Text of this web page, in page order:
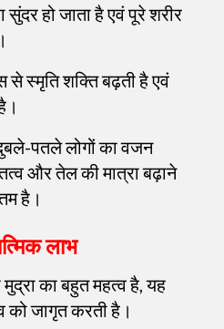
हो जाता है एवं पूरे शरीर
से स्मृति शक्ति बढ़ती है एवं
पतले लोगों का वजन
और तेल की मात्रा बढ़ाने
है।
लाभ
का बहुत महत्व है, यह
को जागृत करती है।